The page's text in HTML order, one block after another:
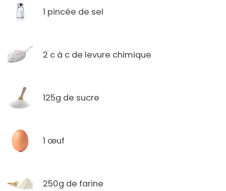
1 pincée de sel
2 c à c de levure chimique
125g de sucre
1 œuf
250g de farine